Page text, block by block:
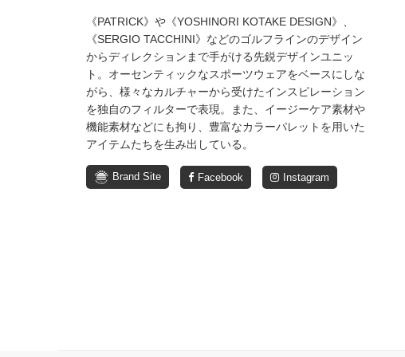
《PATRICK》や《YOSHINORI KOTAKE DESIGN》、
《SERGIO TACCHINI》などのゴルフラインのデザイン
からディレクションまで手がける先鋭デザインユニッ
ト。オーセンティックなスポーツウェアをベースにしな
がら、様々なカルチャーから受けたインスピレーション
を独自のフィルターで表現。また、イージーケア素材や
機能素材などにも拘り、豊富なカラーパレットを用いた
アイテムたちを生み出している。
Brand Site Facebook Instagram